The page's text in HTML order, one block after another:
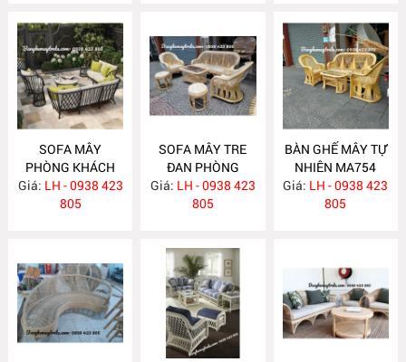
SOFA MÂY
PHÒNG KHÁCH
MA760
Giá: LH - 0938 423
805
SOFA MÂY TRE
ĐAN PHÒNG
KHÁCH MA755
Giá: LH - 0938 423
805
BÀN GHẾ MÂY TỰ
NHIÊN MA754
Giá: LH - 0938 423
805